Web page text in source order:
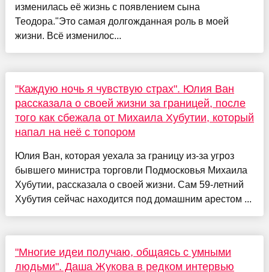
изменилась её жизнь с появлением сына
Теодора."Это самая долгожданная роль в моей
жизни. Всё изменилос...
"Каждую ночь я чувствую страх". Юлия Ван
рассказала о своей жизни за границей, после
того как сбежала от Михаила Хубутии, который
напал на неё с топором
Юлия Ван, которая уехала за границу из-за угроз
бывшего министра торговли Подмосковья Михаила
Хубутии, рассказала о своей жизни. Сам 59-летний
Хубутия сейчас находится под домашним арестом ...
"Многие идеи получаю, общаясь с умными
людьми". Даша Жукова в редком интервью